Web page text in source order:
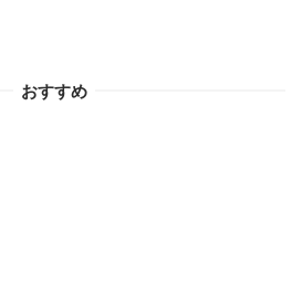
おすすめ